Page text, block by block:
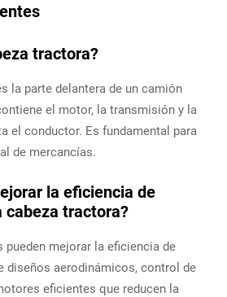
tractora?
la parte delantera de un camión
el motor, la transmisión y la
el conductor. Es fundamental para
de mercancías.
la eficiencia de
cabeza tractora?
pueden mejorar la eficiencia de
diseños aerodinámicos, control de
eficientes que reducen la